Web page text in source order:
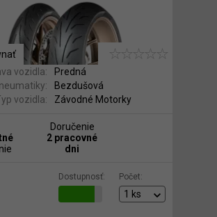
vozidla:
Predná
Bezdušová
vozidla:
Závodné Motorky
Doručenie
2 pracovné
dni
Dostupnosť: Počet: